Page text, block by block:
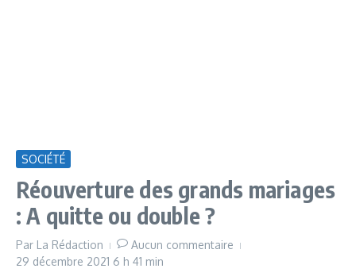
SOCIÉTÉ
Réouverture des grands mariages
: A quitte ou double ?
Par La Rédaction
Aucun commentaire
29 décembre 2021 6 h 41 min